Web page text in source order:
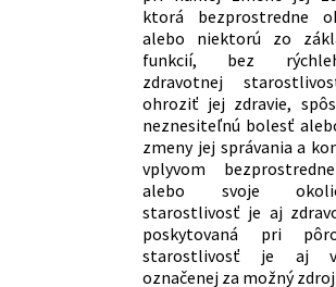
Slovenskej republiky
56/2014 Z. z.
Vyhláška
Slovenskej
ustanovujú
ktoré predchádza
súhlasu pred
osoby a vzory
pred vykonaním
štátnom jazyku a v
národnostných
119/2014 Z. z.
Nariadenie vlády
ktorým sa mení a
vlády Slovenskej
reklame v znení
o zmene a doplnení
zákonov
192/2009 Z. z.
Zákon, ktorým sa
č. 578/2004 Z. z. o
zdravotnej
zdravotníckych
stavovských
zdravotníctve a o
niektorých zákonov
predpisov a o
niektorých zákonov
ktorá bezprostredne
alebo niektorú zo
funkcií, bez
zdravotnej
ohroziť jej zdravie,
neznesiteľnú bolesť
zmeny jej správania a
vplyvom
alebo svoje
starostlivosť je aj
poskytovaná pri
starostlivosť je aj
označenej za možný